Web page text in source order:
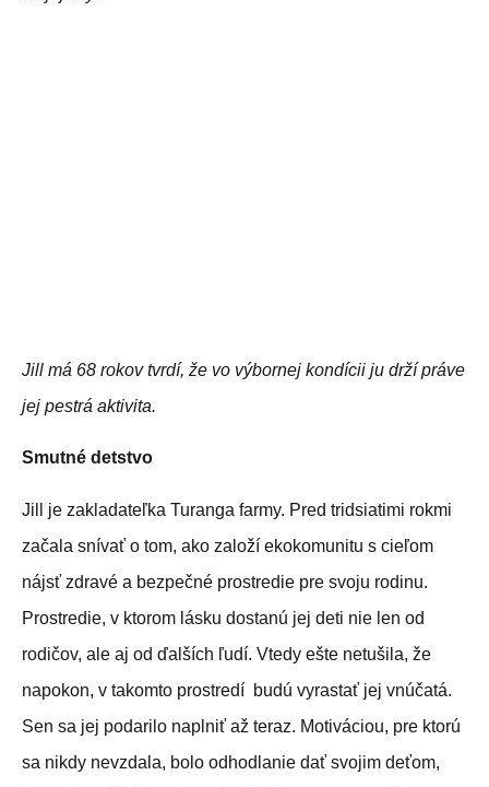
Jill má 68 rokov tvrdí, že vo výbornej kondícii ju drží práve
jej pestrá aktivita.
Smutné detstvo
Jill je zakladateľka Turanga farmy. Pred tridsiatimi rokmi
začala snívať o tom, ako založí ekokomunitu s cieľom
nájsť zdravé a bezpečné prostredie pre svoju rodinu.
Prostredie, v ktorom lásku dostanú jej deti nie len od
rodičov, ale aj od ďalších ľudí. Vtedy ešte netušila, že
napokon, v takomto prostredí budú vyrastať jej vnúčatá.
Sen sa jej podarilo naplniť až teraz. Motiváciou, pre ktorú
sa nikdy nevzdala, bolo odhodlanie dať svojim deťom,